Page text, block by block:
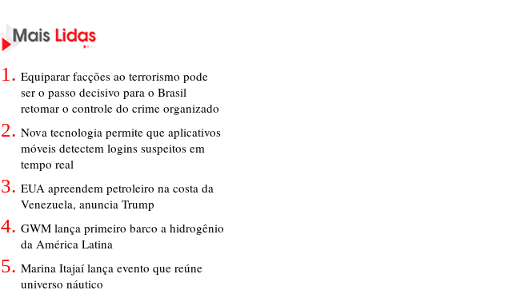
Equiparar facções ao terrorismo pode
ser o passo decisivo para o Brasil
retomar o controle do crime organizado
Nova tecnologia permite que aplicativos
móveis detectem logins suspeitos em
tempo real
EUA apreendem petroleiro na costa da
Venezuela, anuncia Trump
GWM lança primeiro barco a hidrogênio
da América Latina
Marina Itajaí lança evento que reúne
universo náutico